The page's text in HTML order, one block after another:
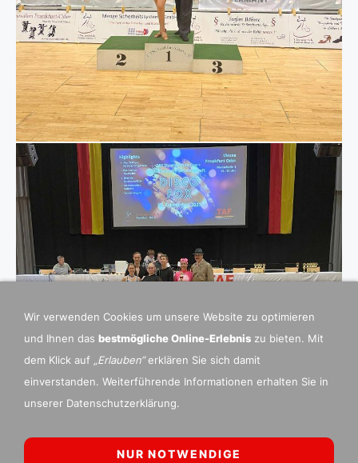
Wir verwenden Cookies um unsere Website zu optimieren
und Ihnen das bestmögliche Online-Erlebnis zu bieten. Mit
dem Klick auf
„Erlauben“erklären Sie sich damit
einverstanden. Weiterführende Informationen erhalten Sie in
unserer Datenschutzerklärung.
NUR NOTWENDIGE